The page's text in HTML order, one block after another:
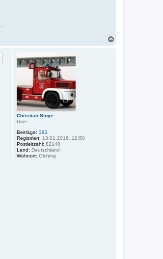
Christian Stoye
User
Beiträge: 393
Registriert: 13.01.2016, 12:50
Postleitzahl: 82140
Land: Deutschland
Wohnort: Olching